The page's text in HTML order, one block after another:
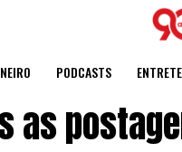
PODCASTS
as